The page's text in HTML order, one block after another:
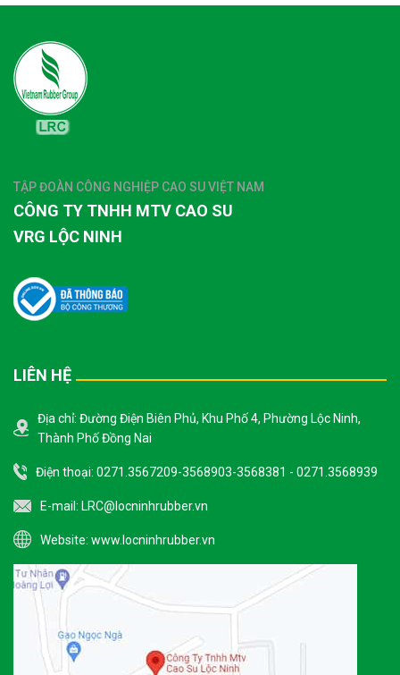
TẬP ĐOÀN CÔNG NGHIỆP CAO SU VIỆT NAM
CÔNG TY TNHH MTV CAO SU
VRG LỘC NINH
LIÊN HỆ
Địa chỉ: Đường Điện Biên Phủ, Khu Phố 4, Phường Lộc Ninh,
Thành Phố Đồng Nai
Điện thoại: 0271.3567209-3568903-3568381 - 0271.3568939
E-mail: LRC@locninhrubber.vn
Website: www.locninhrubber.vn